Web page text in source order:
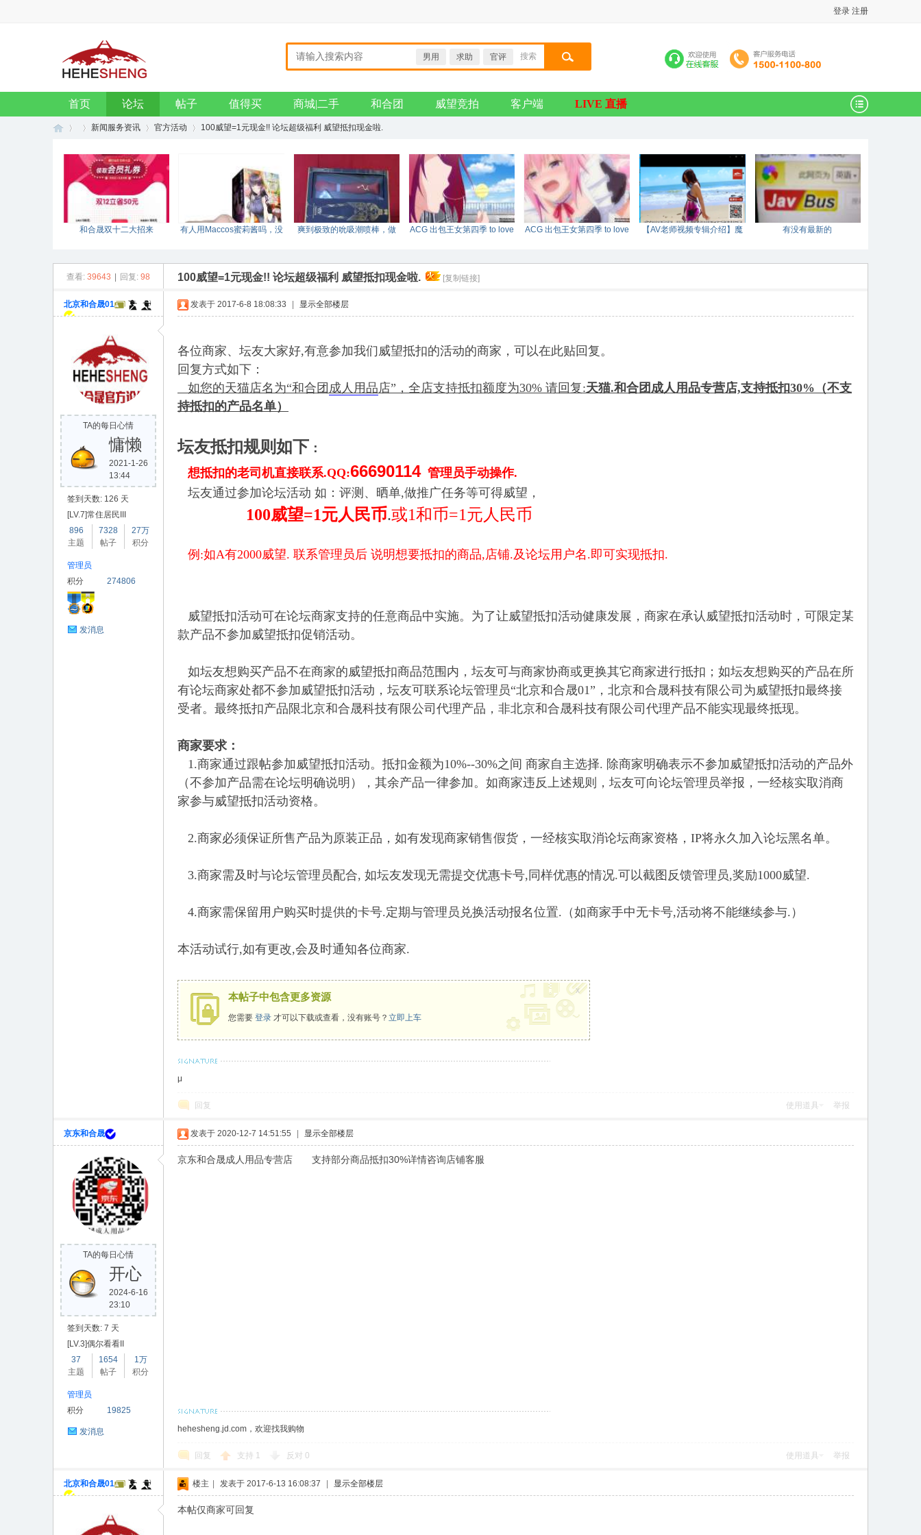
登录 注册
男用 求助 官评
搜索
搜索
首页 论坛 帖子 值得买 商城|二手 和合团 威望竞拍 客户端 LIVE 直播
晟
» ›
新闻服务资讯 官方活动 100威望=1元现金!! 论坛超级福利 威望抵扣现金啦.
和合晟双十二大招来
有人用Maccos蜜莉酱吗，没
爽到极致的吮吸潮喷棒，做
ACG 出包王女第四季 to love
ACG 出包王女第四季 to love
【AV老师视频专辑介绍】魔
有没有最新的
查看: 39643 回复: 98 100威望=1元现金!! 论坛超级福利 威望抵扣现金啦. [复制链接]
北京和合晟01
TA的每日心情
慵懒
2021-1-26
13:44
签到天数: 126 天
[LV.7]常住居民III
896
主题
7328
帖子
27万
积分
管理员
积分
274806
发消息
发表于 2017-6-8 18:08:33 显示全部楼层
各位商家、坛友大家好,有意参加我们威望抵扣的活动的商家，可以在此贴回复。
回复方式如下：
如您的天猫店名为“和合团 成人用品店”，全店支持抵扣额度为30% 请回复:天猫.和合团成人用品专营店,支持抵扣30%（不支
持抵扣的产品名单）
坛友抵扣规则如下 ：
想抵扣的老司机直接联系.QQ:66690114管理员手动操作.
坛友通过参加论坛活动 如：评测、晒单,做推广任务等可得威望，
100威望=1元人民币.或1和币=1元人民币
例:如A有2000威望. 联系管理员后 说明想要抵扣的商品,店铺.及论坛用户名.即可实现抵扣.
威望抵扣活动可在论坛商家支持的任意商品中实施。为了让威望抵扣活动健康发展，商家在承认威望抵扣活动时，可限定某
款产品不参加威望抵扣促销活动。
如坛友想购买产品不在商家的威望抵扣商品范围内，坛友可与商家协商或更换其它商家进行抵扣；如坛友想购买的产品在所
有论坛商家处都不参加威望抵扣活动，坛友可联系论坛管理员“北京和合晟01”，北京和合晟科技有限公司为威望抵扣最终接
受者。最终抵扣产品限北京和合晟科技有限公司代理产品，非北京和合晟科技有限公司代理产品不能实现最终抵现。
商家要求：
1.商家通过跟帖参加威望抵扣活动。抵扣金额为10%--30%之间 商家自主选择. 除商家明确表示不参加威望抵扣活动的产品外
（不参加产品需在论坛明确说明），其余产品一律参加。如商家违反上述规则，坛友可向论坛管理员举报，一经核实取消商
家参与威望抵扣活动资格。
2.商家必须保证所售产品为原装正品，如有发现商家销售假货，一经核实取消论坛商家资格，IP将永久加入论坛黑名单。
3.商家需及时与论坛管理员配合, 如坛友发现无需提交优惠卡号,同样优惠的情况.可以截图反馈管理员,奖励1000威望.
4.商家需保留用户购买时提供的卡号.定期与管理员兑换活动报名位置.（如商家手中无卡号,活动将不能继续参与.）
本活动试行,如有更改,会及时通知各位商家.
本帖子中包含更多资源
您需要 登录 才可以下载或查看，没有账号？ 立即上车
x
μ
回复 使用道具 举报
京东和合晟
TA的每日心情
开心
2024-6-16
23:10
签到天数: 7 天
[LV.3]偶尔看看II
37
主题
1654
帖子
1万
积分
管理员
积分
19825
发消息
发表于 2020-12-7 14:51:55 显示全部楼层
京东和合晟成人用品专营店 支持部分商品抵扣30%详情咨询店铺客服
hehesheng.jd.com，欢迎找我购物
回复 支持 1 反对 0 使用道具 举报
北京和合晟01 楼主 发表于 2017-6-13 16:08:37 显示全部楼层
本帖仅商家可回复